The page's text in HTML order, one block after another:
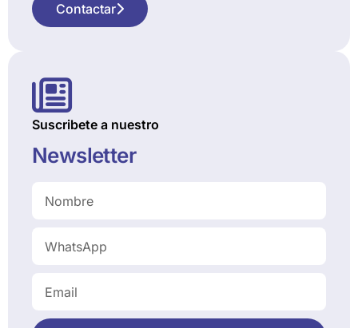
Contactar
Suscribete a nuestro
Newsletter